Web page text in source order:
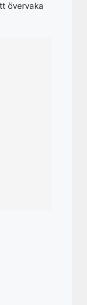
övervaka